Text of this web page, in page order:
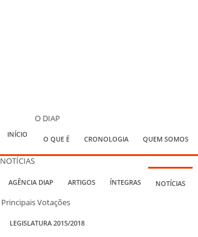
INÍCIO
O DIAP
O QUE É CRONOLOGIA QUEM SOMOS
NOTÍCIAS
AGÊNCIA DIAP ARTIGOS ÍNTEGRAS NOTÍCIAS
Principais Votações
LEGISLATURA 2015/2018